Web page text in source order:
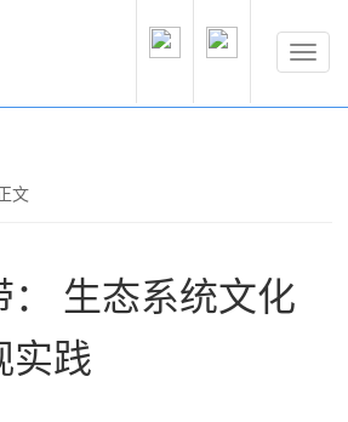
文
： 生态系统文化
实践